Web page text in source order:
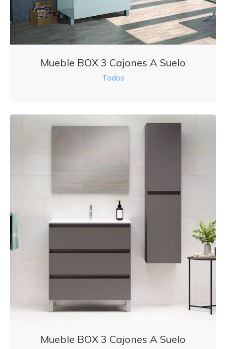
Mueble BOX 3 Cajones A Suelo
Todos
Mueble BOX 3 Cajones A Suelo